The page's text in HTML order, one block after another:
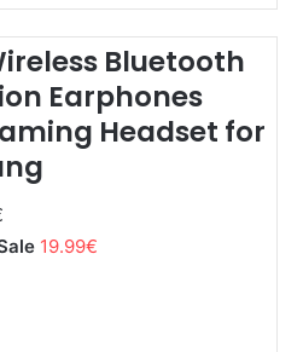
Bluetooth
Earphones
Headset for
19.99€